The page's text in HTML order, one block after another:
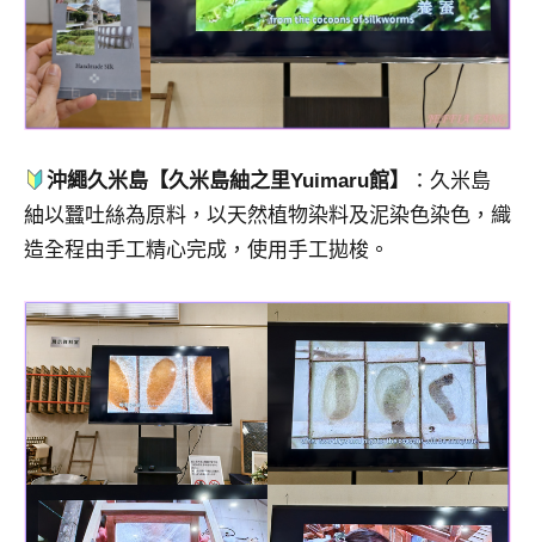
沖繩久米島【久米島紬之里Yuimaru館】
：久米島
紬以蠶吐絲為原料，以天然植物染料及泥染色染色，織
造全程由手工精心完成，使用手工拋梭。